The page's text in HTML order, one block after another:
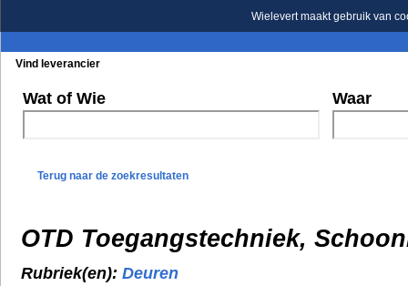
Wielevert maakt gebruik van
Vind leverancier
Wat of Wie Waar
Terug naar de zoekresultaten
OTD Toegangstechniek,
Rubriek(en): Deuren